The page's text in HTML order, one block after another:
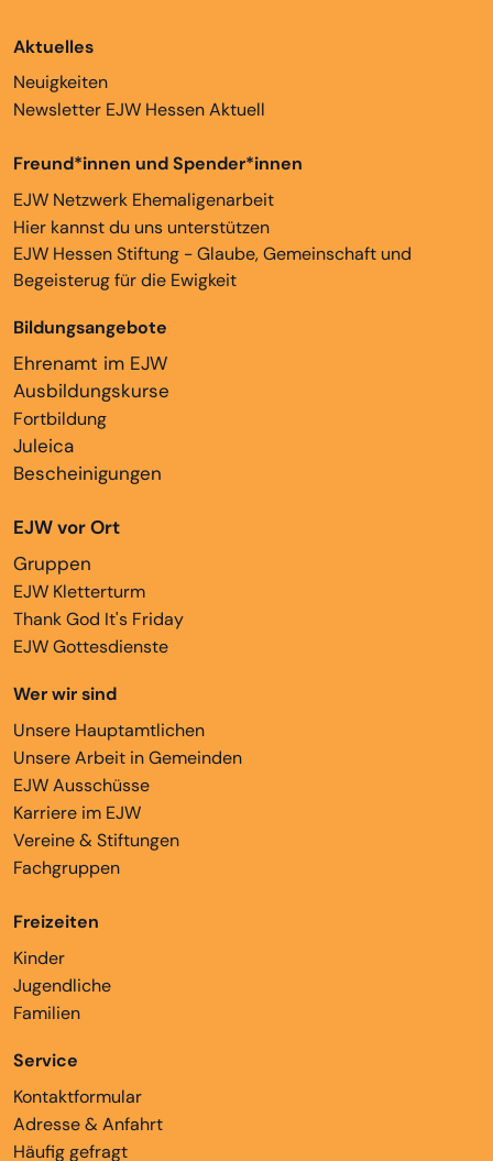
Aktuelles
Neuigkeiten
Newsletter EJW Hessen Aktuell
Freund*innen und Spender*innen
EJW Netzwerk Ehemaligenarbeit
Hier kannst du uns unterstützen
EJW Hessen Stiftung - Glaube, Gemeinschaft und
Begeisterug für die Ewigkeit
Bildungsangebote
Ehrenamt im EJW
Ausbildungskurse
Fortbildung
Juleica
Bescheinigungen
EJW vor Ort
Gruppen
EJW Kletterturm
Thank God It's Friday
EJW Gottesdienste
Wer wir sind
Unsere Hauptamtlichen
Unsere Arbeit in Gemeinden
EJW Ausschüsse
Karriere im EJW
Vereine & Stiftungen
Fachgruppen
Freizeiten
Kinder
Jugendliche
Familien
Service
Kontaktformular
Adresse & Anfahrt
Häufig gefragt